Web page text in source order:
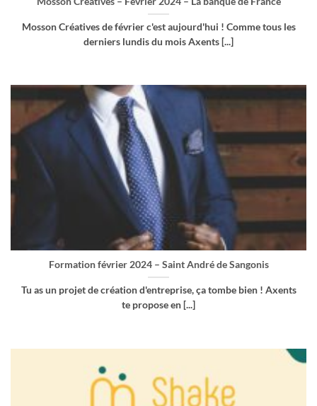
Mosson Créatives de février c'est aujourd'hui ! Comme tous les
derniers lundis du mois Axents [...]
Formation février 2024 – Saint André de Sangonis
Tu as un projet de création d'entreprise, ça tombe bien ! Axents
te propose en [...]